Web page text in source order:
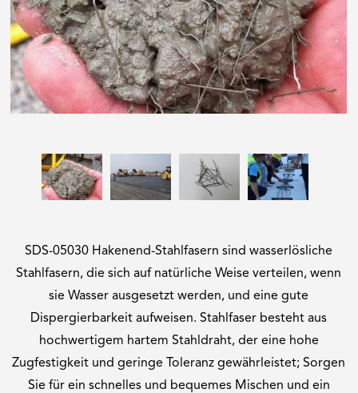
SDS-05030 Hakenend-Stahlfasern sind wasserlösliche
Stahlfasern, die sich auf natürliche Weise verteilen, wenn
sie Wasser ausgesetzt werden, und eine gute
Dispergierbarkeit aufweisen. Stahlfaser besteht aus
hochwertigem hartem Stahldraht, der eine hohe
Zugfestigkeit und geringe Toleranz gewährleistet; Sorgen
Sie für ein schnelles und bequemes Mischen und ein